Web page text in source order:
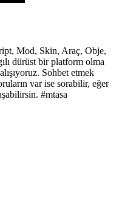
Mod, Skin, Araç, Obje,
dürüst bir platform olma
Sohbet etmek
var ise sorabilir, eğer
#mtasa